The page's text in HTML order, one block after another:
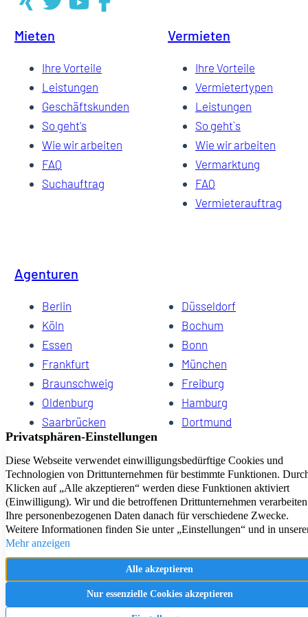
Mieten
Ihre Vorteile
Leistungen
Geschäftskunden
So geht's
Wie wir arbeiten
FAQ
Suchauftrag
Vermieten
Ihre Vorteile
Vermietertypen
Leistungen
So geht`s
Wie wir arbeiten
Vermarktung
FAQ
Vermieterauftrag
Agenturen
Berlin
Düsseldorf
Köln
Bochum
Essen
Bonn
Frankfurt
München
Braunschweig
Freiburg
Oldenburg
Hamburg
Saarbrücken
Dortmund
Hannover
Dresden
Kiel
Wuppertal
Bremen
HomeCompany eG Ihre Agenturen für Wohnen auf Zeit
Impressum Datenschutz Kontakt